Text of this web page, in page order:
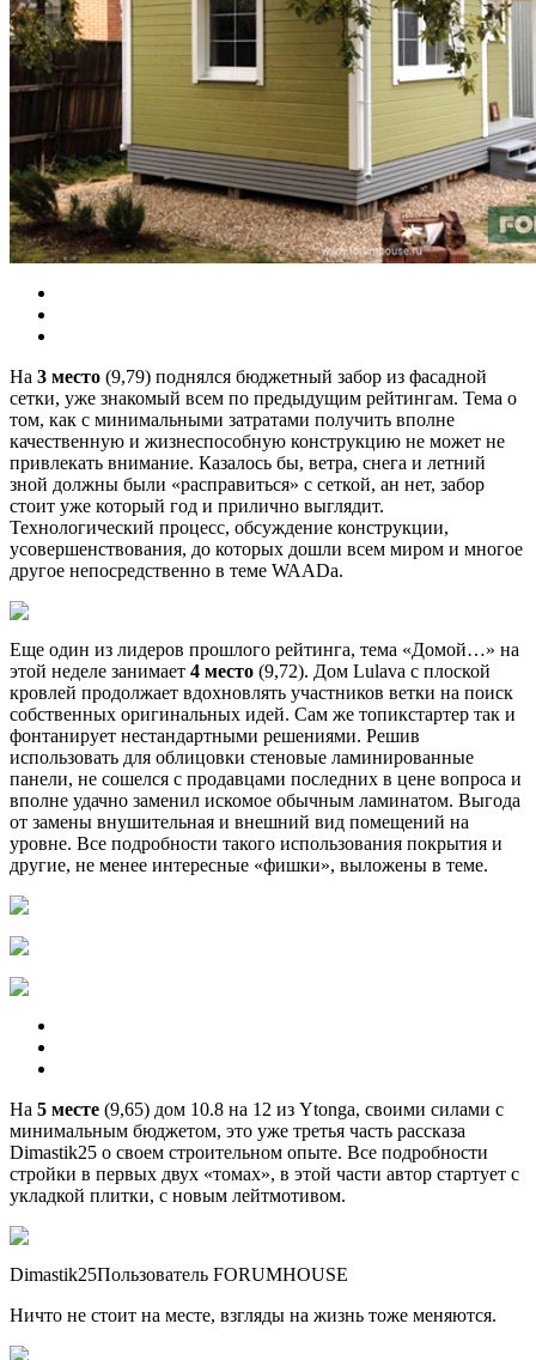
На 3 место (9,79) поднялся бюджетный забор из фасадной
сетки, уже знакомый всем по предыдущим рейтингам. Тема о
том, как с минимальными затратами получить вполне
качественную и жизнеспособную конструкцию не может не
привлекать внимание. Казалось бы, ветра, снега и летний
зной должны были «расправиться» с сеткой, ан нет, забор
стоит уже который год и прилично выглядит.
Технологический процесс, обсуждение конструкции,
усовершенствования, до которых дошли всем миром и многое
другое непосредственно в теме WAADа.
Еще один из лидеров прошлого рейтинга, тема «Домой…» на
этой неделе занимает 4 место (9,72). Дом Lulava с плоской
кровлей продолжает вдохновлять участников ветки на поиск
собственных оригинальных идей. Сам же топикстартер так и
фонтанирует нестандартными решениями. Решив
использовать для облицовки стеновые ламинированные
панели, не сошелся с продавцами последних в цене вопроса и
вполне удачно заменил искомое обычным ламинатом. Выгода
от замены внушительная и внешний вид помещений на
уровне. Все подробности такого использования покрытия и
другие, не менее интересные «фишки», выложены в теме.
На 5 месте (9,65) дом 10.8 на 12 из Ytonga, своими силами с
минимальным бюджетом, это уже третья часть рассказа
Dimastik25 о своем строительном опыте. Все подробности
стройки в первых двух «томах», в этой части автор стартует с
укладкой плитки, с новым лейтмотивом.
Dimastik25Пользователь FORUMHOUSE
Ничто не стоит на месте, взгляды на жизнь тоже меняются.